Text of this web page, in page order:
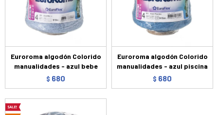
Euroroma algodón Colorido
manualidades - azul bebe
$ 680
Euroroma algodón Colorido
manualidades - azul piscina
$ 680